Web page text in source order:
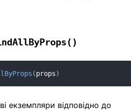
(props)
екземпляри відповідно до